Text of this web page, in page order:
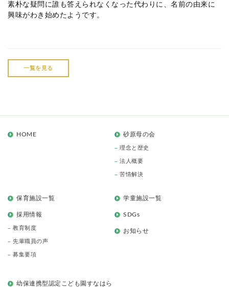
素朴な疑問に誰も答えられなくなった代わりに、名前の由来に
興味がわき始めたようです。
一覧を見る
HOME 砂原母の会
理念と歴史
法人概要
苦情解決
保育施設一覧 学童施設一覧
採用情報
教育制度
先輩職員の声
募集要項
SDGs
お知らせ
幼保連携型認定こども園すなはら